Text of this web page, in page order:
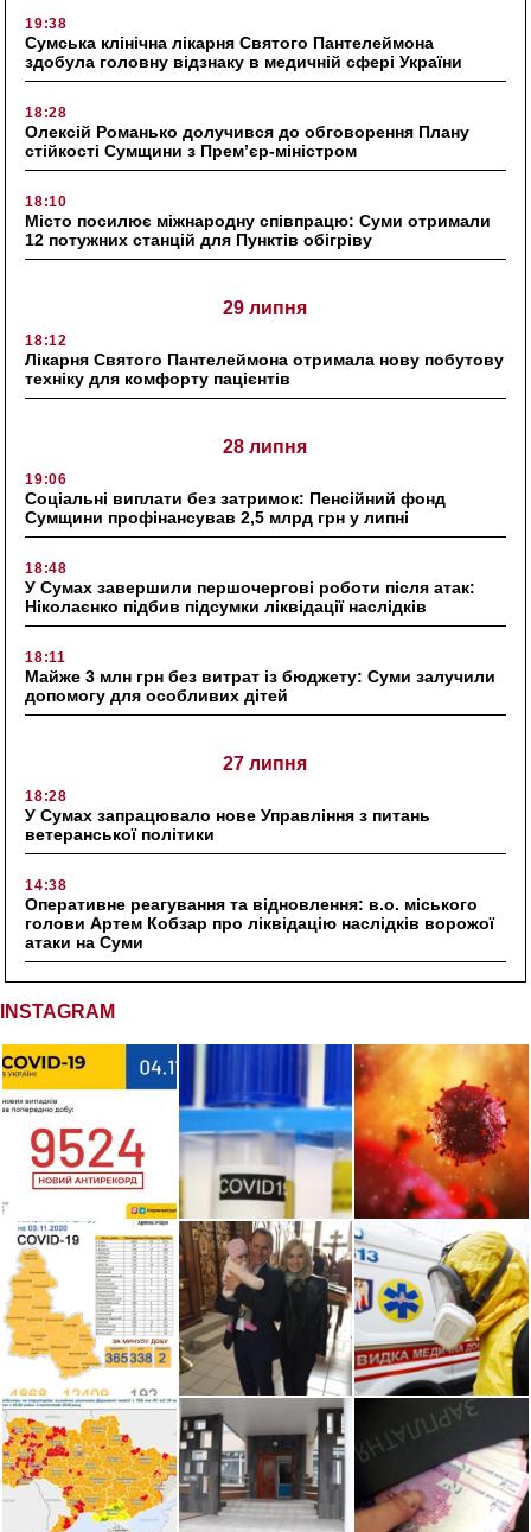
19:38
Сумська клінічна лікарня Святого Пантелеймона
здобула головну відзнаку в медичній сфері України
18:28
Олексій Романько долучився до обговорення Плану
стійкості Сумщини з Прем’єр-міністром
18:10
Місто посилює міжнародну співпрацю: Суми отримали
12 потужних станцій для Пунктів обігріву
29 липня
18:12
Лікарня Святого Пантелеймона отримала нову побутову
техніку для комфорту пацієнтів
28 липня
19:06
Соціальні виплати без затримок: Пенсійний фонд
Сумщини профінансував 2,5 млрд грн у липні
18:48
У Сумах завершили першочергові роботи після атак:
Ніколаєнко підбив підсумки ліквідації наслідків
18:11
Майже 3 млн грн без витрат із бюджету: Суми залучили
допомогу для особливих дітей
27 липня
18:28
У Сумах запрацювало нове Управління з питань
ветеранської політики
14:38
Оперативне реагування та відновлення: в.о. міського
голови Артем Кобзар про ліквідацію наслідків ворожої
атаки на Суми
INSTAGRAM